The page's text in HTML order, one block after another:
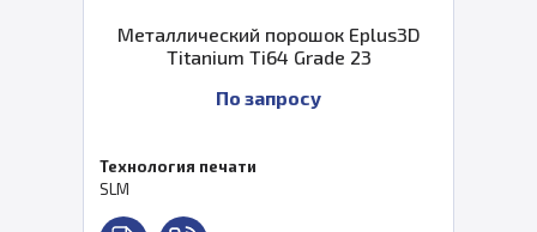
Металлический порошок Eplus3D
Titanium Ti64 Grade 23
По запросу
Технология печати
SLM